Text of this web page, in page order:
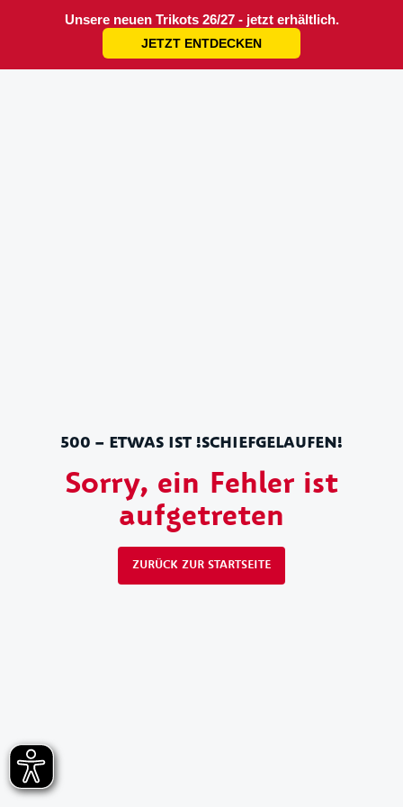
Unsere neuen Trikots 26/27 - jetzt erhältlich.
JETZT ENTDECKEN
500 – ETWAS IST !SCHIEFGELAUFEN!
Sorry, ein Fehler ist
aufgetreten
ZURÜCK ZUR STARTSEITE